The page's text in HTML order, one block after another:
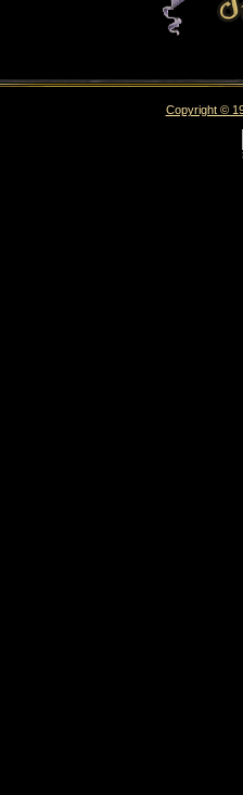
Copyright ©